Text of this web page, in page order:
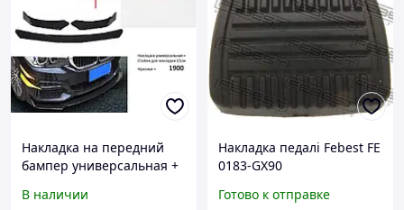
Накладка на передний
бампер универсальная +
В наличии
Накладка педалі Febest FE
0183-GX90
Готово к отправке